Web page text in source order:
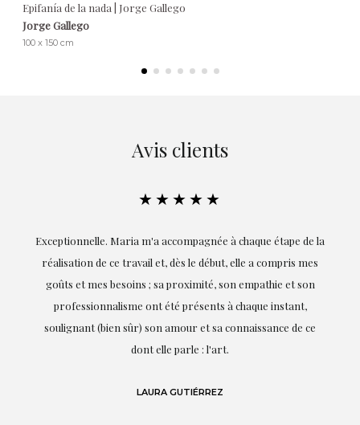
Epifanía de la nada | Jorge Gallego
Jorge Gallego
100 x 150 cm
Avis clients
★★★★★
Exceptionnelle. Maria m'a accompagnée à chaque étape de la
réalisation de ce travail et, dès le début, elle a compris mes
goûts et mes besoins ; sa proximité, son empathie et son
professionnalisme ont été présents à chaque instant,
soulignant (bien sûr) son amour et sa connaissance de ce
dont elle parle : l'art.
LAURA GUTIÉRREZ